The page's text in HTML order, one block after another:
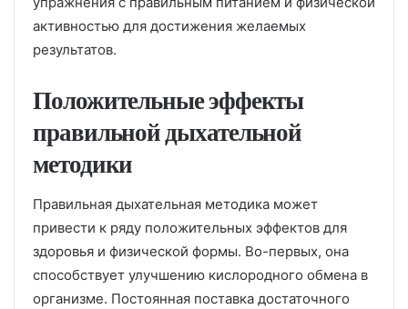
активностью для достижения желаемых
результатов.
Положительные эффекты
правильной дыхательной
методики
Правильная дыхательная методика может
привести к ряду положительных эффектов для
здоровья и физической формы. Во-первых, она
способствует улучшению кислородного обмена в
организме. Постоянная поставка достаточного